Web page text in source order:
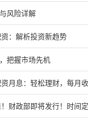
风险详解
：解析投资新趋势
把握市场先机
月息：轻松理财，每月
财政部即将发行！时间